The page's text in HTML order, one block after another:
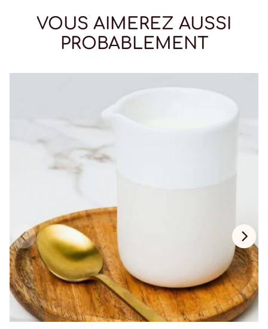
VOUS AIMEREZ AUSSI
PROBABLEMENT